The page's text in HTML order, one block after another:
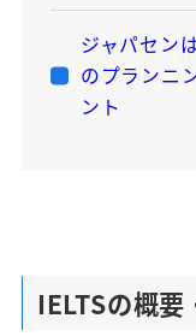
ジャパセン
のプランニ
ント
IELTSの概要